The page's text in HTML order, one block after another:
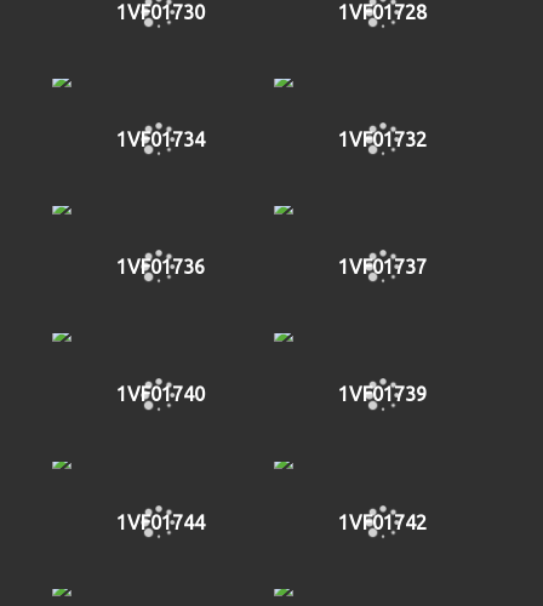
1VF01730 1VF01728
1VF01734 1VF01732
1VF01736 1VF01737
1VF01740 1VF01739
1VF01744 1VF01742